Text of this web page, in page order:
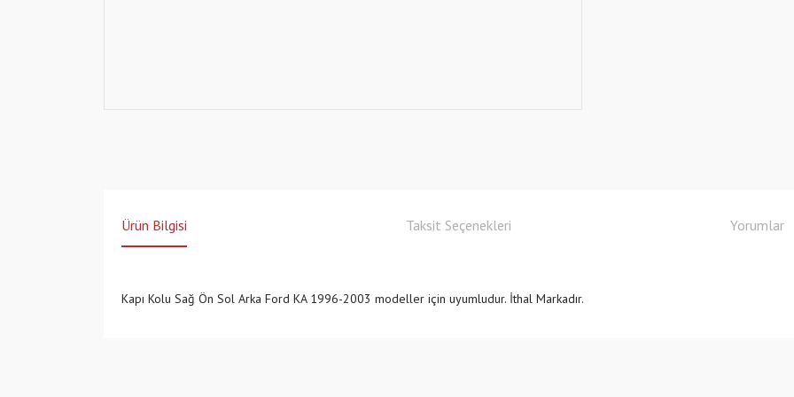
Ürün Bilgisi Taksit Seçenekleri Yorumlar
Kapı Kolu Sağ Ön Sol Arka Ford KA 1996-2003 modeller için uyumludur. İthal Markadır.